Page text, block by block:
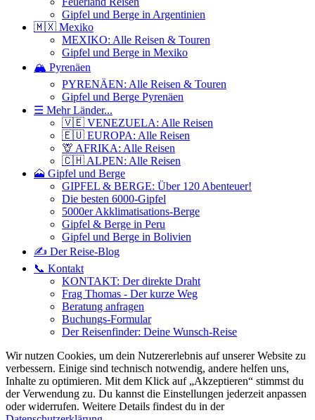
Gipfel und Berge in Argentinien
🇲🇽 Mexiko
MEXIKO: Alle Reisen & Touren
Gipfel und Berge in Mexiko
🏔️ Pyrenäen
PYRENÄEN: Alle Reisen & Touren
Gipfel und Berge Pyrenäen
☰ Mehr Länder...
🇻🇪 VENEZUELA: Alle Reisen
🇪🇺 EUROPA: Alle Reisen
🦒 AFRIKA: Alle Reisen
🇨🇭 ALPEN: Alle Reisen
🗻 Gipfel und Berge
GIPFEL & BERGE: Über 120 Abenteuer!
Die besten 6000-Gipfel
5000er Akklimatisations-Berge
Gipfel & Berge in Peru
Gipfel und Berge in Bolivien
✍️ Der Reise-Blog
📞 Kontakt
KONTAKT: Der direkte Draht
Frag Thomas - Der kurze Weg
Beratung anfragen
Buchungs-Formular
Der Reisenfinder: Deine Wunsch-Reise
Wir nutzen Cookies, um dein Nutzererlebnis auf unserer Website zu
verbessern. Einige sind technisch notwendig, andere helfen uns,
Inhalte zu optimieren. Mit dem Klick auf „Akzeptieren“ stimmst du
der Verwendung zu. Du kannst die Einstellungen jederzeit anpassen
oder widerrufen. Weitere Details findest du in der